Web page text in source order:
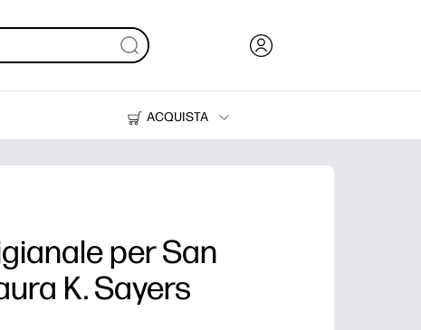
ACQUISTA
Stampanti
per San
K. Sayers